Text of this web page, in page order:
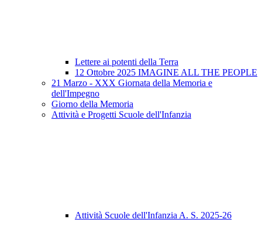
Lettere ai potenti della Terra
12 Ottobre 2025 IMAGINE ALL THE PEOPLE
21 Marzo - XXX Giornata della Memoria e
dell'Impegno
Giorno della Memoria
Attività e Progetti Scuole dell'Infanzia
Attività Scuole dell'Infanzia A. S. 2025-26